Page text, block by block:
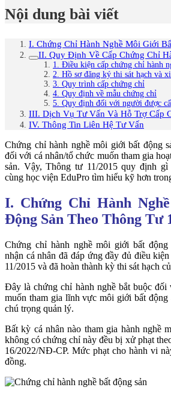
Nội dung bài viết
I. Chứng Chỉ Hành Nghề Môi Giới
II. Quy Định Về Cấp Chứng Chỉ
1. Điều kiện cấp chứng chỉ hành
2. Hồ sơ đăng ký thi sát hạch và
3. Quy trình cấp chứng chỉ
4. Quy định về mẫu chứng chỉ
5. Quy định đối với người được
III. Dịch Vụ Tư Vấn Và Hỗ Trợ Cấp
IV. Thông Tin Liên Hệ Tư Vấn
Chứng chỉ hành nghề môi giới bất động
đối với cá nhân/tổ chức muốn tham gia
sản. Vậy, Thông tư 11/2015 quy định
cùng học viện EduPro tìm hiểu kỹ hơn
I. Chứng Chỉ Hành
Động Sản Theo Thông Tư
Chứng chỉ hành nghề môi giới bất
nhận cá nhân đã đáp ứng đầy đủ điều
11/2015 và đã hoàn thành kỳ thi sát hạch
Đây là chứng chỉ hành nghề bắt buộc đối
muốn tham gia lĩnh vực môi giới bất
chú trọng quản lý.
Bất kỳ cá nhân nào tham gia hành nghề
không có chứng chỉ này đều bị xử phạt
16/2022/NĐ-CP. Mức phạt cho hành vi
đồng.